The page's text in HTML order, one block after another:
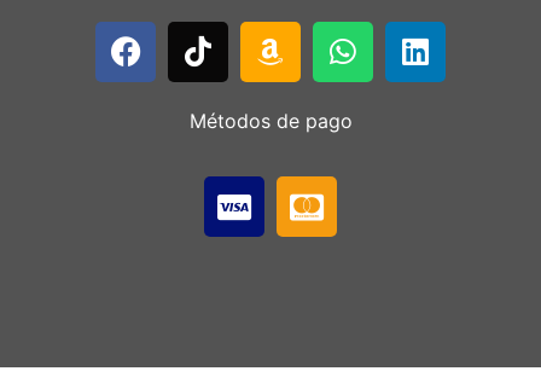
Métodos de pago